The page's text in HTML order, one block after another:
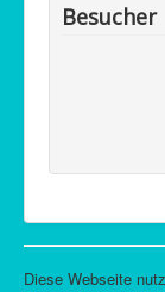
Besucher
Diese Webseite